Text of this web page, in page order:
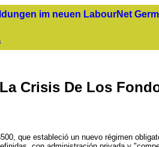
im neuen LabourNet
Crisis De Los
que estableció un nuevo régimen